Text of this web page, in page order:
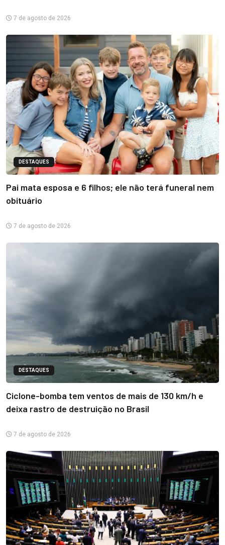
7 de agosto de 2026
DESTAQUES
Pai mata esposa e 6 filhos; ele não terá funeral nem
obituário
7 de agosto de 2026
DESTAQUES
Ciclone-bomba tem ventos de mais de 130 km/h e
deixa rastro de destruição no Brasil
7 de agosto de 2026